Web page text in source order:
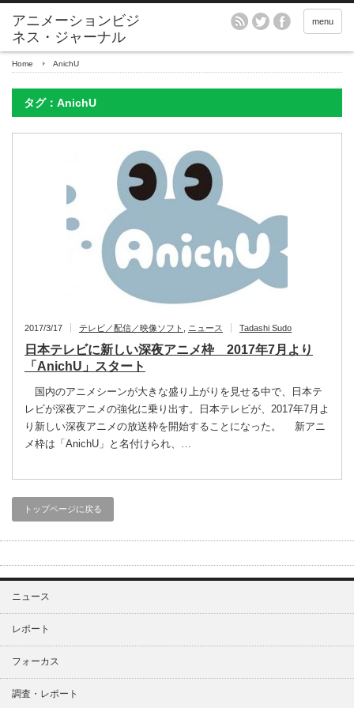
アニメーションビジ
ネス・ジャーナル
menu
Home AnichU
タグ：AnichU
2017/3/17 テレビ／配信／映像ソフト ニュース Tadashi Sudo
日本テレビに新しい深夜アニメ枠 2017年7月より
「AnichU」スタート
国内のアニメシーンが大きな盛り上がりを見せる中で、日本テ
レビが深夜アニメの強化に乗り出す。日本テレビが、2017年7月よ
り新しい深夜アニメの放送枠を開始することになった。 新アニ
メ枠は「AnichU」と名付けられ、…
トップページに戻る
ニュース
レポート
フォーカス
調査・レポート